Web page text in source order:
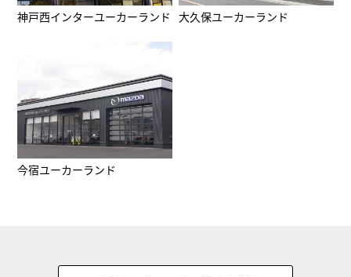
神戸西インターユーカーランド 大久保ユーカーランド
今宿ユーカーランド